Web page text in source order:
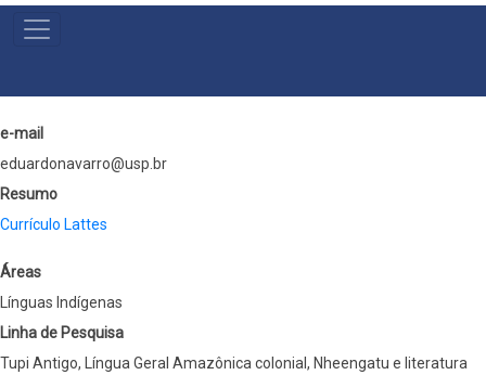
MENU
e-mail
eduardonavarro@usp.br
Resumo
Currículo Lattes
Áreas
Línguas Indígenas
Linha de Pesquisa
Tupi Antigo, Língua Geral Amazônica colonial, Nheengatu e literatura